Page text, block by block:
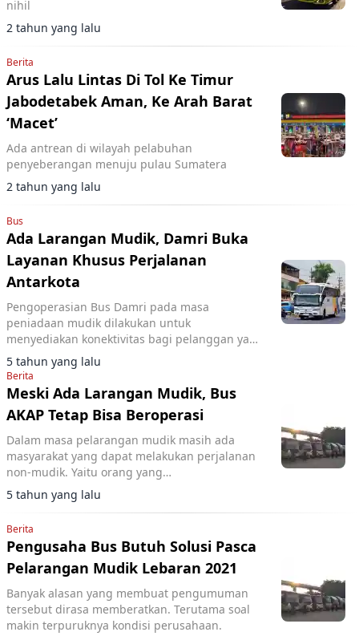
nihil
2 tahun yang lalu
Berita
Arus Lalu Lintas Di Tol Ke Timur
Jabodetabek Aman, Ke Arah Barat
‘Macet’
Ada antrean di wilayah pelabuhan
penyeberangan menuju pulau Sumatera
2 tahun yang lalu
Bus
Ada Larangan Mudik, Damri Buka
Layanan Khusus Perjalanan
Antarkota
Pengoperasian Bus Damri pada masa
peniadaan mudik dilakukan untuk
menyediakan konektivitas bagi pelanggan yang
dikecualikan sesuai aturan yang ditetapkan
pemerintah.
5 tahun yang lalu
Berita
Meski Ada Larangan Mudik, Bus
AKAP Tetap Bisa Beroperasi
Dalam masa pelarangan mudik masih ada
masyarakat yang dapat melakukan perjalanan
non-mudik. Yaitu orang yang
bekerja/perjalanan dinas, kunjungan keluarga
sakit dan kunjungan duka.
5 tahun yang lalu
Berita
Pengusaha Bus Butuh Solusi Pasca
Pelarangan Mudik Lebaran 2021
Banyak alasan yang membuat pengumuman
tersebut dirasa memberatkan. Terutama soal
makin terpuruknya kondisi perusahaan.